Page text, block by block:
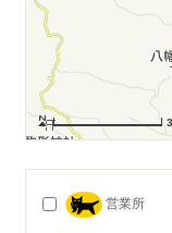
営業所